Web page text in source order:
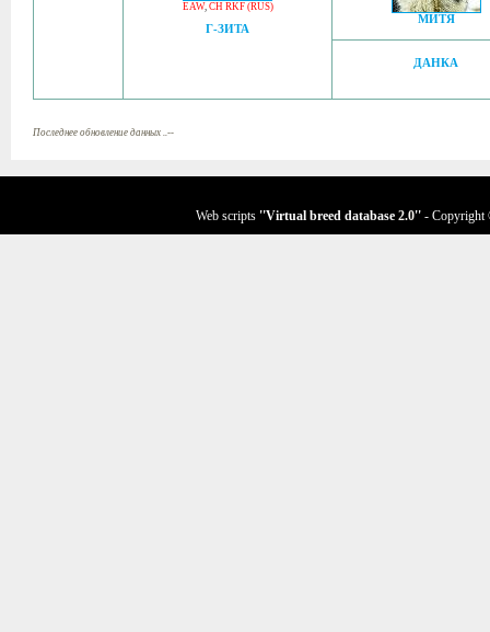
EAW, CH RKF (RUS)
Г-ЗИТА
МИТЯ
ДАНКА
Последнее обновление данных ..--
Web scripts ''Virtual breed database 2.0'' - Copyright